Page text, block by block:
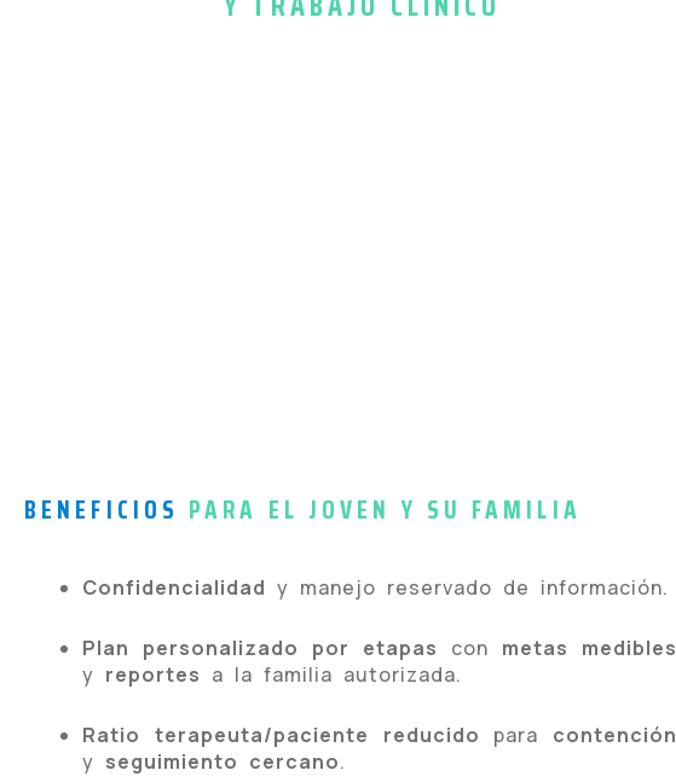
BENEFICIOS PARA EL JOVEN Y SU FAMILIA
Confidencialidad y manejo reservado de información.
Plan personalizado por etapas con metas medibles
y reportes a la familia autorizada.
Ratio terapeuta/paciente reducido para contención
y seguimiento cercano.